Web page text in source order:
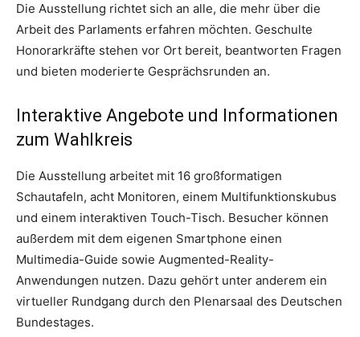
Die Ausstellung richtet sich an alle, die mehr über die
Arbeit des Parlaments erfahren möchten. Geschulte
Honorarkräfte stehen vor Ort bereit, beantworten Fragen
und bieten moderierte Gesprächsrunden an.
Interaktive Angebote und Informationen
zum Wahlkreis
Die Ausstellung arbeitet mit 16 großformatigen
Schautafeln, acht Monitoren, einem Multifunktionskubus
und einem interaktiven Touch-Tisch. Besucher können
außerdem mit dem eigenen Smartphone einen
Multimedia-Guide sowie Augmented-Reality-
Anwendungen nutzen. Dazu gehört unter anderem ein
virtueller Rundgang durch den Plenarsaal des Deutschen
Bundestages.